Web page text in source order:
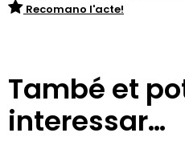
Recomano l'acte!
També et
interessar…